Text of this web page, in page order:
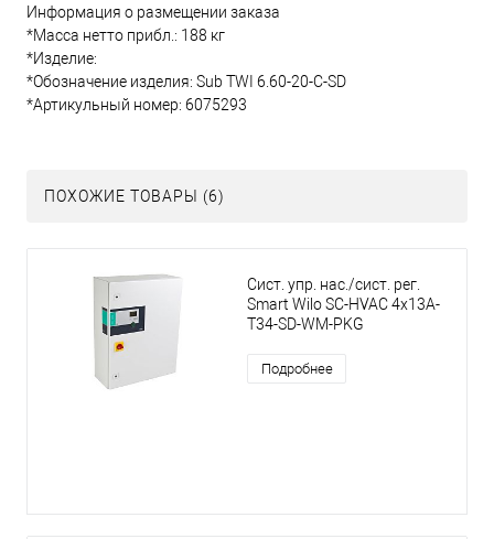
Информация о размещении заказа
*Масса нетто прибл.: 188 кг
*Изделие:
*Обозначение изделия: Sub TWI 6.60-20-C-SD
*Артикульный номер: 6075293
ПОХОЖИЕ ТОВАРЫ (6)
Сист. упр. нас./сист. рег.
Smart Wilo SC-HVAC 4x13A-
T34-SD-WM-PKG
Подробнее